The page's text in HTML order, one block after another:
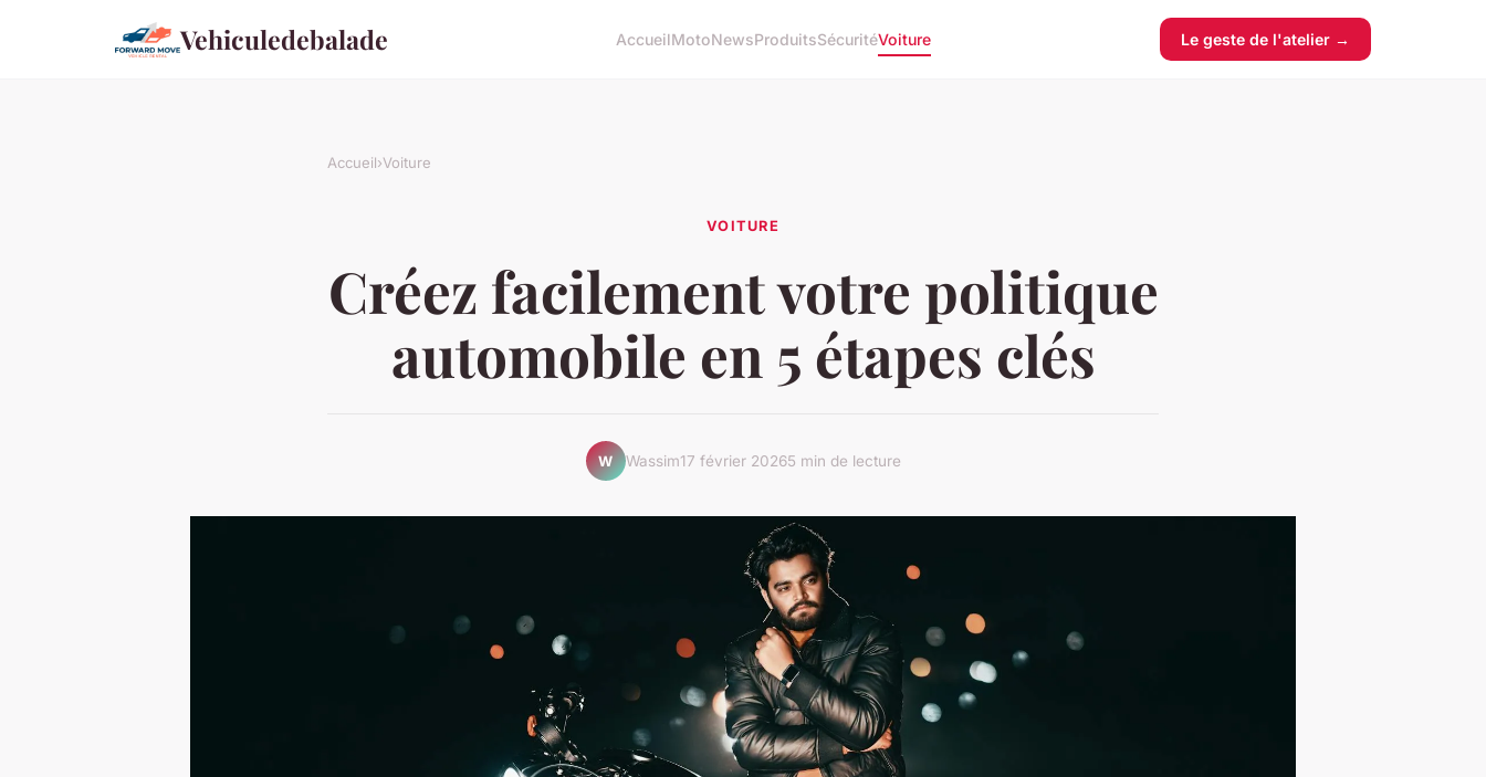
Vehiculedebalade AccueilMotoNewsProduitsSécuritéVoiture Le geste de l'atelier →
Accueil›Voiture
VOITURE
Créez facilement votre politique
automobile en 5 étapes clés
W Wassim17 février 20265 min de lecture